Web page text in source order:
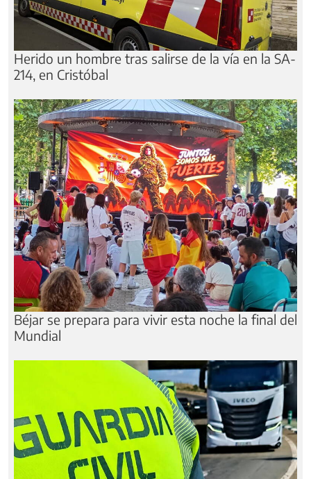
Herido un hombre tras salirse de la vía en la SA-
214, en Cristóbal
Béjar se prepara para vivir esta noche la final del
Mundial